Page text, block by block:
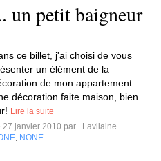
un petit baigneur
ce billet, j'ai choisi de vous
un élément de la
de mon appartement.
décoration faite maison, bien
Lire la suite
27 janvier 2010 par
Lavilaine
NONE